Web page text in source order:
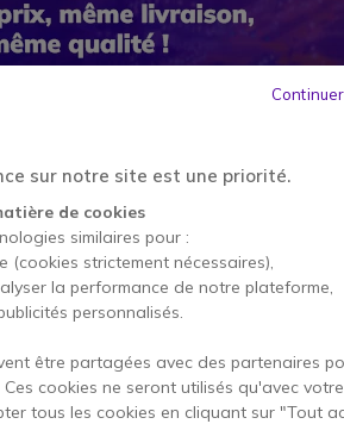
stable, immédiate et indépendante du
dans la sécurité ou lors d’un
et continue entre collaborateurs.
VHF) ou numériques, les talkies walkies
— et s’adaptent à tous les
sur notre site est une priorité.
de cookies
similaires pour :
(cookies strictement nécessaires),
la performance de notre plateforme,
personnalisés.
être partagées avec des partenaires
cookies ne seront utilisés qu'avec votre
tous les cookies en cliquant sur "Tout